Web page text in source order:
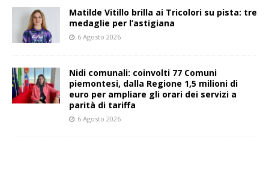
Matilde Vitillo brilla ai Tricolori su pista: tre
medaglie per l’astigiana
6 Agosto 2026
Nidi comunali: coinvolti 77 Comuni
piemontesi, dalla Regione 1,5 milioni di
euro per ampliare gli orari dei servizi a
parità di tariffa
6 Agosto 2026